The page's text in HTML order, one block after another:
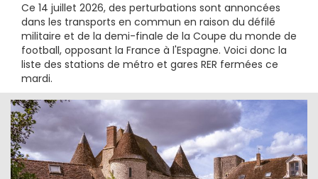
Ce 14 juillet 2026, des perturbations sont annoncées
dans les transports en commun en raison du défilé
militaire et de la demi-finale de la Coupe du monde de
football, opposant la France à l'Espagne. Voici donc la
liste des stations de métro et gares RER fermées ce
mardi.